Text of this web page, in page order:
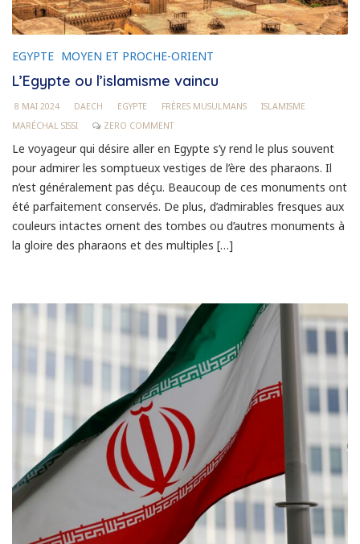
EGYPTE MOYEN ET PROCHE-ORIENT
L’Egypte ou l’islamisme vaincu
8 MAI 2024 DAECH EGYPTE FRÈRES MUSULMANS
ISLAMISME
MARÉCHAL SISSI
ZERO COMMENT
Le voyageur qui désire aller en Egypte s’y rend le plus souvent
pour admirer les somptueux vestiges de l’ère des pharaons. Il
n’est généralement pas déçu. Beaucoup de ces monuments ont
été parfaitement conservés. De plus, d’admirables fresques aux
couleurs intactes ornent des tombes ou d’autres monuments à
la gloire des pharaons et des multiples […]